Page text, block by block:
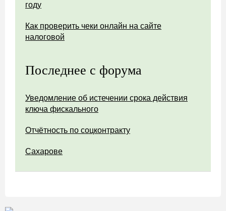
году
Как проверить чеки онлайн на сайте
налоговой
Последнее с форума
Уведомление об истечении срока действия
ключа фискального
Отчётность по соцконтракту
Сахарове